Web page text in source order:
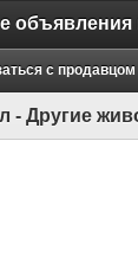
с продавцом
- Другие